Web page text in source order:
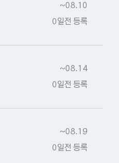
~08.10
0일전 등록
~08.14
0일전 등록
~08.19
0일전 등록